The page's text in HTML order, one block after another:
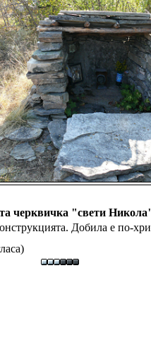
черквичка "свети
Добила е по-